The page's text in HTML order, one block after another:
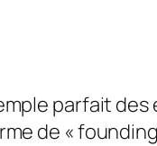
parfait
de «